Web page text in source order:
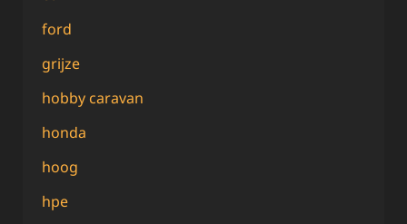
ford
grijze
hobby caravan
honda
hoog
hpe